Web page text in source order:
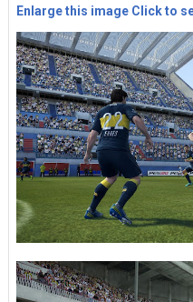
Enlarge this image Click to